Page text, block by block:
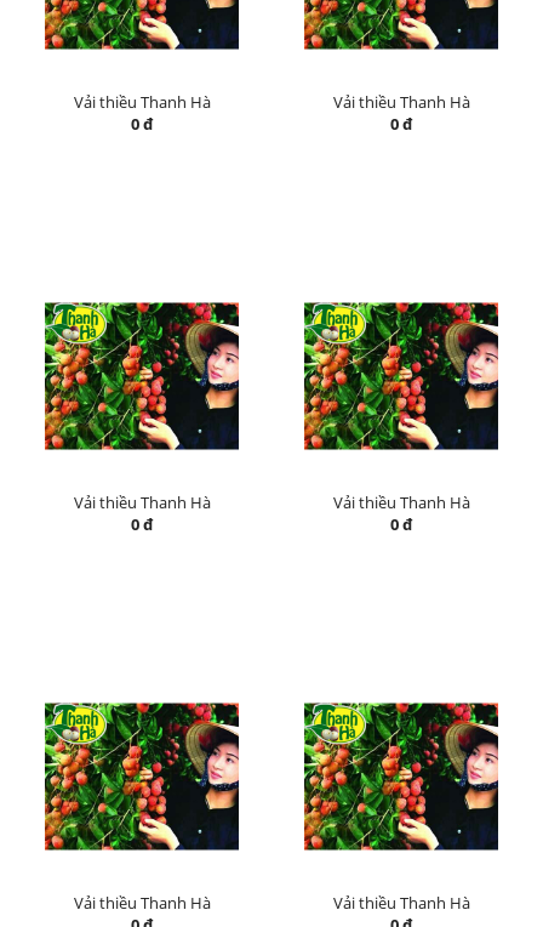
Vải thiều Thanh Hà
0 đ
Vải thiều Thanh Hà
0 đ
Vải thiều Thanh Hà
0 đ
Vải thiều Thanh Hà
0 đ
Vải thiều Thanh Hà
Vải thiều Thanh Hà